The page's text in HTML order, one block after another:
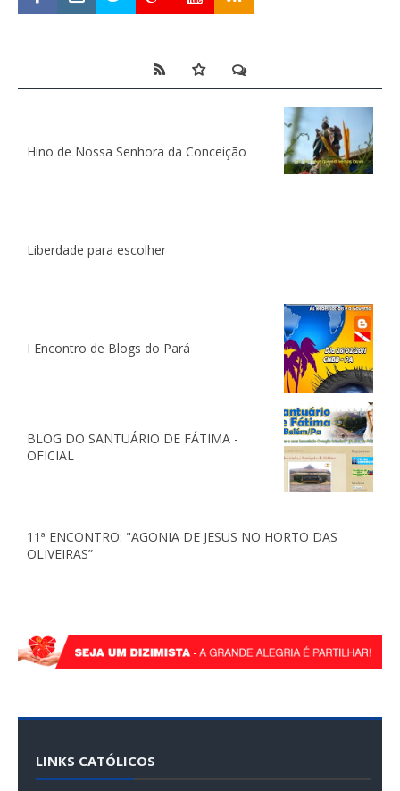
Hino de Nossa Senhora da Conceição
Liberdade para escolher
I Encontro de Blogs do Pará
BLOG DO SANTUÁRIO DE FÁTIMA -
OFICIAL
11ª ENCONTRO: "AGONIA DE JESUS NO HORTO DAS
OLIVEIRAS”
LINKS CATÓLICOS